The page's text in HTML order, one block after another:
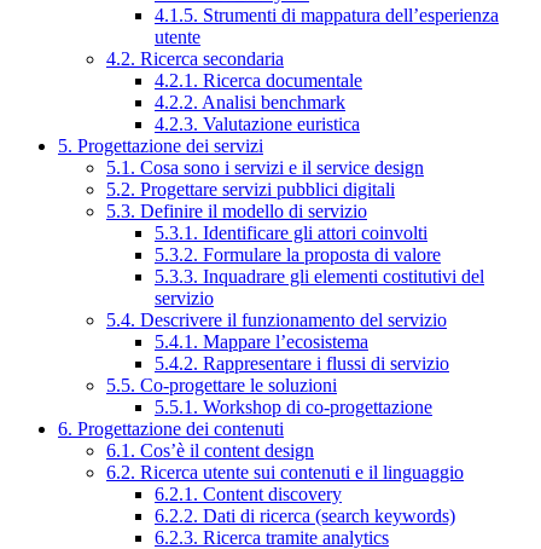
4.1.5. Strumenti di mappatura dell’esperienza
utente
4.2. Ricerca secondaria
4.2.1. Ricerca documentale
4.2.2. Analisi benchmark
4.2.3. Valutazione euristica
5. Progettazione dei servizi
5.1. Cosa sono i servizi e il service design
5.2. Progettare servizi pubblici digitali
5.3. Definire il modello di servizio
5.3.1. Identificare gli attori coinvolti
5.3.2. Formulare la proposta di valore
5.3.3. Inquadrare gli elementi costitutivi del
servizio
5.4. Descrivere il funzionamento del servizio
5.4.1. Mappare l’ecosistema
5.4.2. Rappresentare i flussi di servizio
5.5. Co-progettare le soluzioni
5.5.1. Workshop di co-progettazione
6. Progettazione dei contenuti
6.1. Cos’è il content design
6.2. Ricerca utente sui contenuti e il linguaggio
6.2.1. Content discovery
6.2.2. Dati di ricerca (search keywords)
6.2.3. Ricerca tramite analytics